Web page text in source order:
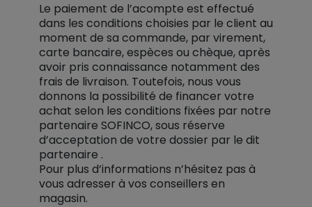
Le paiement de l’acompte est effectué
dans les conditions choisies par le client au
moment de sa commande, par virement,
carte bancaire, espèces ou chèque, après
avoir pris connaissance notamment des
frais de livraison. Toutefois, nous vous
donnons la possibilité de financer votre
achat selon les conditions fixées par notre
partenaire SOFINCO, sous réserve
d’acceptation de votre dossier par le dit
partenaire .
Pour plus d’informations n’hésitez pas à
vous adresser à vos conseillers en
magasin.